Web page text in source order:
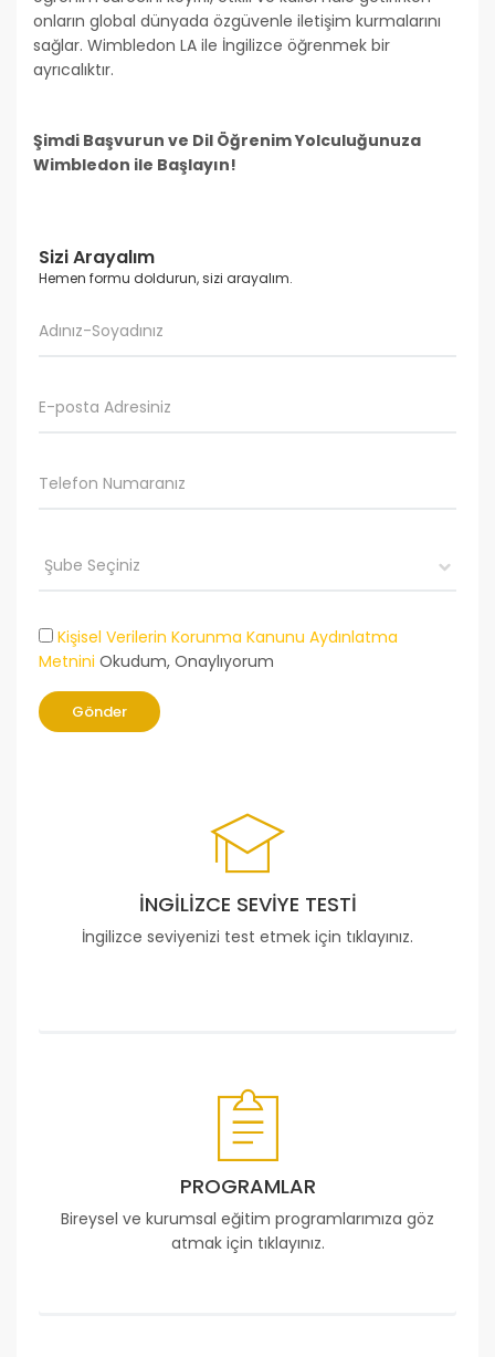
Sizi Arayalım
Hemen formu doldurun, sizi arayalım.
Kişisel Verilerin Korunma Kanunu Aydınlatma
Metnini Okudum, Onaylıyorum
Gönder
İNGILIZCE SEVIYE TESTI
İngilizce seviyenizi test etmek için tıklayınız.
PROGRAMLAR
Bireysel ve kurumsal eğitim programlarımıza göz
atmak için tıklayınız.
onların global dünyada özgüvenle iletişim kurmalarını
sağlar. Wimbledon LA ile İngilizce öğrenmek bir
ayrıcalıktır.
Şimdi Başvurun ve Dil Öğrenim Yolculuğunuza
Wimbledon ile Başlayın!